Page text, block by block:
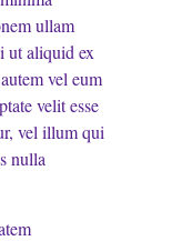
ullam
ut aliquid ex
vel eum
velit esse
vel illum qui
nulla